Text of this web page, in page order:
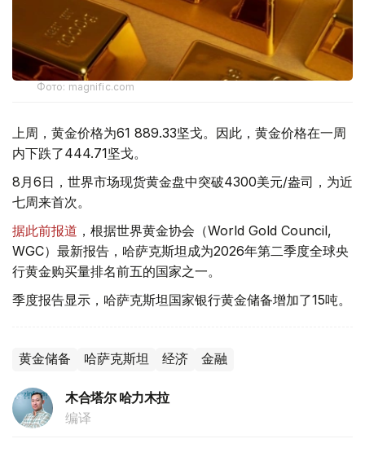
Фото: magnific.com
上周，黄金价格为61 889.33坚戈。因此，黄金价格在一周
内下跌了444.71坚戈。
8月6日，世界市场现货黄金盘中突破4300美元/盎司，为近
七周来首次。
据此前报道 ，根据世界黄金协会（World Gold Council,
WGC）最新报告，哈萨克斯坦成为2026年第二季度全球央
行黄金购买量排名前五的国家之一。
季度报告显示，哈萨克斯坦国家银行黄金储备增加了15吨。
黄金储备 哈萨克斯坦 经济 金融
木合塔尔 哈力木拉
编译